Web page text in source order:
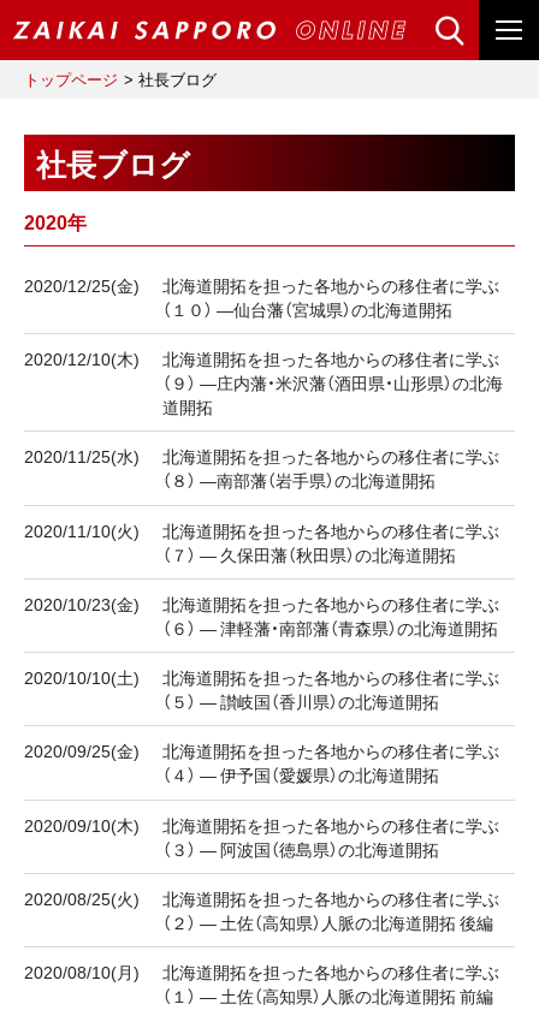
トップページ 社長ブログ
社長ブログ
2020年
2020/12/25(金)
北海道開拓を担った各地からの移住者に学ぶ
（１０） ―仙台藩（宮城県）の北海道開拓
2020/12/10(木)
北海道開拓を担った各地からの移住者に学ぶ
（９） ―庄内藩・米沢藩（酒田県・山形県）の北海
道開拓
2020/11/25(水)
北海道開拓を担った各地からの移住者に学ぶ
（８） ―南部藩（岩手県）の北海道開拓
2020/11/10(火)
北海道開拓を担った各地からの移住者に学ぶ
（７） ― 久保田藩（秋田県）の北海道開拓
2020/10/23(金)
北海道開拓を担った各地からの移住者に学ぶ
（６） ― 津軽藩・南部藩（青森県）の北海道開拓
2020/10/10(土)
北海道開拓を担った各地からの移住者に学ぶ
（５） ― 讃岐国（香川県）の北海道開拓
2020/09/25(金)
北海道開拓を担った各地からの移住者に学ぶ
（４） ― 伊予国（愛媛県）の北海道開拓
2020/09/10(木)
北海道開拓を担った各地からの移住者に学ぶ
（３） ― 阿波国（徳島県）の北海道開拓
2020/08/25(火)
北海道開拓を担った各地からの移住者に学ぶ
（２） ― 土佐（高知県）人脈の北海道開拓 後編
2020/08/10(月)
北海道開拓を担った各地からの移住者に学ぶ
（１） ― 土佐（高知県）人脈の北海道開拓 前編